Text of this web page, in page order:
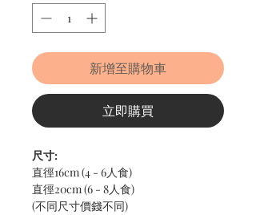
新增至購物車
立即購買
尺寸:
直徑16cm (4 - 6人食)
直徑20cm (6 - 8人食)
(不同尺寸價錢不同)